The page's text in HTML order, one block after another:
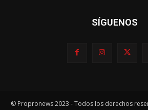
SÍGUENOS
© Propronews 2023 - Todos los derechos